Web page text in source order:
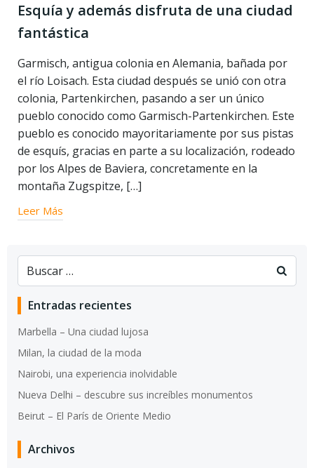
Esquía y además disfruta de una ciudad
fantástica
Garmisch, antigua colonia en Alemania, bañada por
el río Loisach. Esta ciudad después se unió con otra
colonia, Partenkirchen, pasando a ser un único
pueblo conocido como Garmisch-Partenkirchen. Este
pueblo es conocido mayoritariamente por sus pistas
de esquís, gracias en parte a su localización, rodeado
por los Alpes de Baviera, concretamente en la
montaña Zugspitze, […]
Leer Más
Entradas recientes
Marbella – Una ciudad lujosa
Milan, la ciudad de la moda
Nairobi, una experiencia inolvidable
Nueva Delhi – descubre sus increíbles monumentos
Beirut – El París de Oriente Medio
Archivos